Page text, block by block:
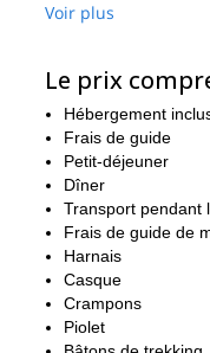
Tout au long de
Contactez-moi
d'Italie !
N'oubliez pas de
mêmeEscalade du
Voir plus
Le prix
Hébergement
Frais de guide
Petit-déjeuner
Dîner
Transport pendant
Frais de guide de
Harnais
Casque
Crampons
Piolet